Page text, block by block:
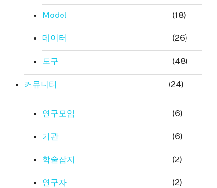
Model (18)
데이터 (26)
도구 (48)
커뮤니티 (24)
연구모임 (6)
기관 (6)
학술잡지 (2)
연구자 (2)